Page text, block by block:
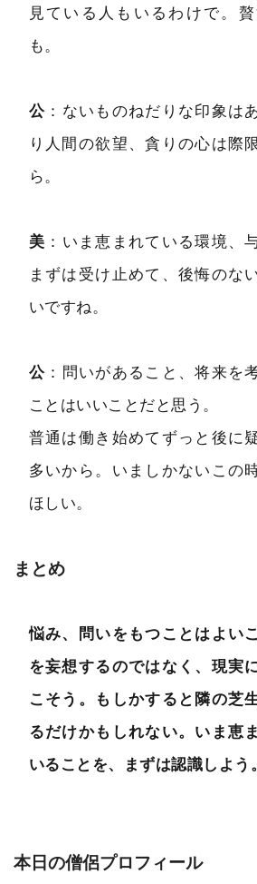
見ている人もいるわけで。
も。
公 ：ないものねだりな印象は
り人間の欲望、貪りの心は際
ら。
美 ：いま恵まれている環境、
まずは受け止めて、後悔のな
いですね。
公 ：問いがあること、将来を
ことはいいことだと思う。
普通は働き始めてずっと後に
多いから。いましかないこの
ほしい。
まとめ
悩み、問いをもつことはよい
を妄想するのではなく、現実
こそう。もしかすると隣の芝
るだけかもしれない。いま恵
いることを、まずは認識しよう。
本日の僧侶プロフィール